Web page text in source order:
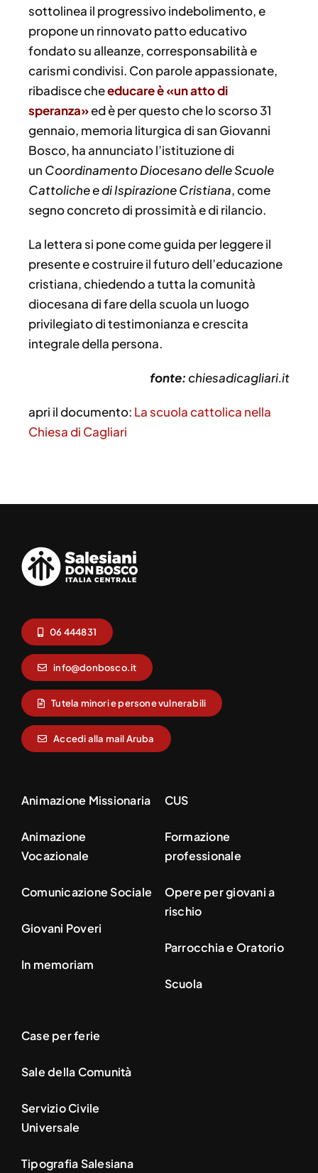
sottolinea il progressivo indebolimento, e
propone un rinnovato patto educativo
fondato su alleanze, corresponsabilità e
carismi condivisi. Con parole appassionate,
ribadisce cheeducare è «un atto di
speranza»ed è per questo che lo scorso 31
gennaio, memoria liturgica di san Giovanni
Bosco, ha annunciato l’istituzione di
un Coordinamento Diocesano delle Scuole
Cattoliche e di Ispirazione Cristiana, come
segno concreto di prossimità e di rilancio.
La lettera si pone come guida per leggere il
presente e costruire il futuro dell’educazione
cristiana, chiedendo a tutta la comunità
diocesana di fare della scuola un luogo
privilegiato di testimonianza e crescita
integrale della persona.
fonte:chiesadicagliari.it
apri il documento: La scuola cattolica nella
Chiesa di Cagliari
06 444831
info@donbosco.it
Tutela minori e persone vulnerabili
Accedi alla mail Aruba
Animazione Missionaria
Animazione
Vocazionale
Comunicazione Sociale
Giovani Poveri
In memoriam
CUS
Formazione
professionale
Opere per giovani a
rischio
Parrocchia e Oratorio
Scuola
Case per ferie
Sale della Comunità
Servizio Civile
Universale
Tipografia Salesiana